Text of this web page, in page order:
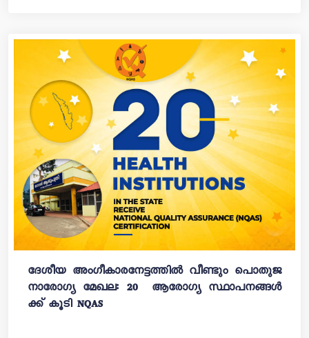
ദേശീയ അം​ഗീകാരനേട്ടത്തിൽ വീണ്ടും പൊതുജ
നാരോഗ്യ മേഖല: 20 ആരോഗ്യ സ്ഥാപനങ്ങൾ
ക്ക് കൂടി NQAS